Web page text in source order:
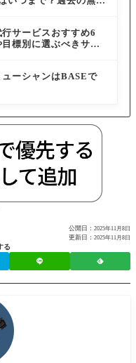
行サービスおすすめ6
標別に選ぶべきサー
ューシャンはBASEで
公開日： 2025年11月8日
更新日： 2025年11月8日
る